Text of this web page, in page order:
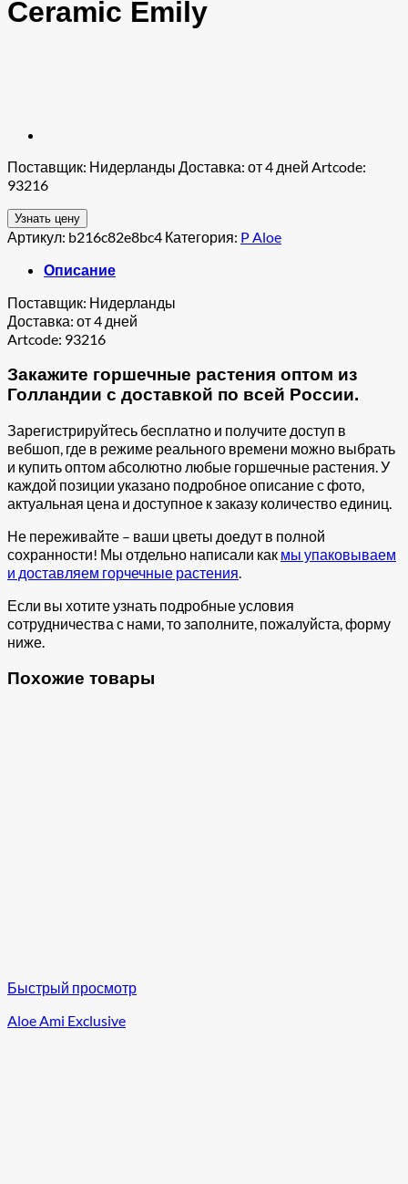
Ceramic Emily
Поставщик: Нидерланды Доставка: от 4 дней Artcode:
93216
Узнать цену
Артикул: b216c82e8bc4 Категория: P Aloe
Описание
Поставщик: Нидерланды
Доставка: от 4 дней
Artcode: 93216
Закажите горшечные растения оптом из
Голландии с доставкой по всей России.
Зарегистрируйтесь бесплатно и получите доступ в
вебшоп, где в режиме реального времени можно выбрать
и купить оптом абсолютно любые горшечные растения. У
каждой позиции указано подробное описание с фото,
актуальная цена и доступное к заказу количество единиц.
Не переживайте – ваши цветы доедут в полной
сохранности! Мы отдельно написали как мы упаковываем
и доставляем горчечные растения.
Если вы хотите узнать подробные условия
сотрудничества с нами, то заполните, пожалуйста, форму
ниже.
Похожие товары
Быстрый просмотр
Aloe Ami Exclusive